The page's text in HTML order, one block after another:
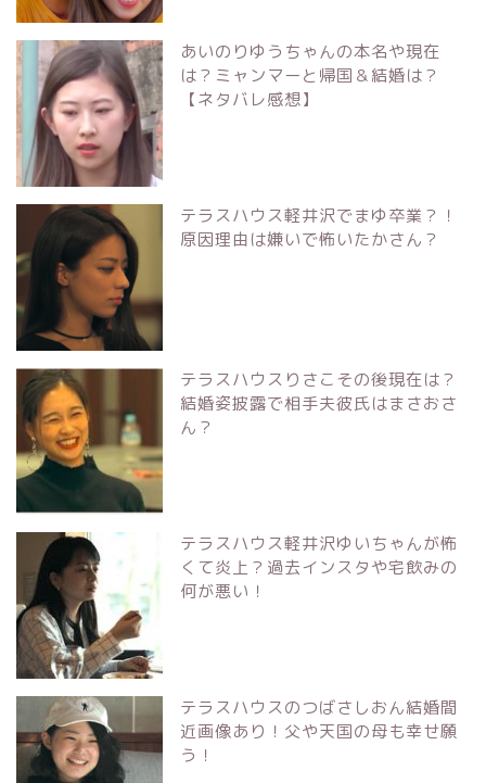
あいのりゆうちゃんの本名や現在
は？ミャンマーと帰国＆結婚は？
【ネタバレ感想】
テラスハウス軽井沢でまゆ卒業？！
原因理由は嫌いで怖いたかさん？
テラスハウスりさこその後現在は？
結婚姿披露で相手夫彼氏はまさおさ
ん？
テラスハウス軽井沢ゆいちゃんが怖
くて炎上？過去インスタや宅飲みの
何が悪い！
テラスハウスのつばさしおん結婚間
近画像あり！父や天国の母も幸せ願
う！